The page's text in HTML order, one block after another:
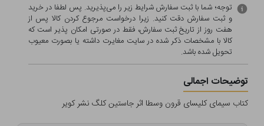
توجه؛ شما با ثبت سفارش شرایط زیر را می‌پذیرید. پس لطفا در خرید
و ثبت سفارش دقت کنید. زیرا درخواست مرجوع کردن کالا پس از
هفت روز از تاریخ ثبت سفارش، فقط در صورتی امکان پذیر است که
کالا با مشخصات ذکر شده در سایت مغایرت داشته یا بصورت معيوب
تحویل شده باشد.
توضیحات اجمالی
کتاب سیمای کلیسای قرون وسطا اثر جاستین کلگ نشر کویر